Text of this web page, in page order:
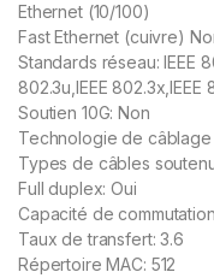
Ethernet (10/100)
Fast Ethernet (cuivre)
Standards réseau: IEEE
802.3u,IEEE 802.3x,IEEE
Soutien 10G: Non
Technologie de câblage
Types de câbles
Full duplex: Oui
Capacité de
Taux de transfert: 3.6
Répertoire MAC: 512